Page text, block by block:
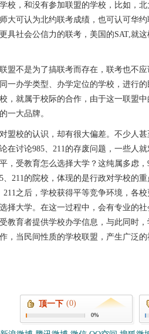
校，和没有参加联盟的学校，比如，
大可认为北约联考成绩，也可认可华
具社会公信力的联考，美国的SAT,就
盟不是为了搞联考而存在，联考也不
一办学类型、办学定位的学校，进行
，就属于校际的合作，由于这一联盟
一大品牌。
盟校的认识，却有很大偏差。不少人
在讨论985、211的存废问题，一些人
，受教育怎么选择大学？这纯属多虑
、211的院校，体现的是行政对学校的
211之后，学校获得平等竞争环境，各
择大学。在这一过程中，会有专业的
教育者提供学校办学信息，与此同时
，当民间性质的学校联盟，产生广泛
顶一下 (0)
0%